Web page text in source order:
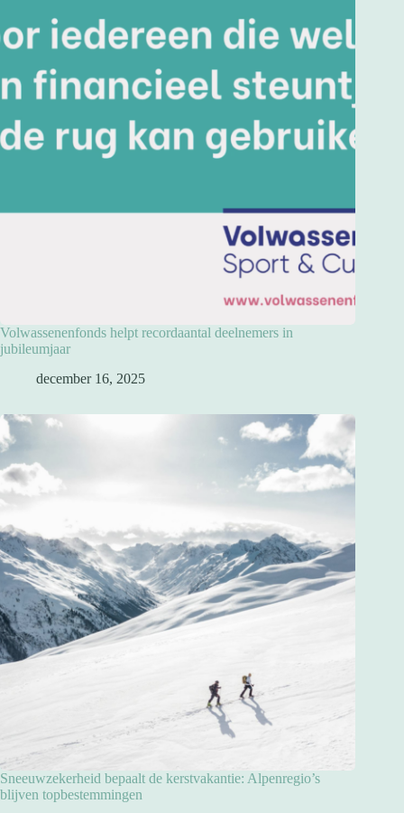
Volwassenenfonds helpt recordaantal deelnemers in
jubileumjaar
december 16, 2025
Sneeuwzekerheid bepaalt de kerstvakantie: Alpenregio’s
blijven topbestemmingen